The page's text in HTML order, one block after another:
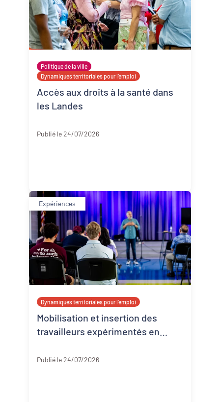
Politique de la ville
Dynamiques territoriales pour l’emploi
Accès aux droits à la santé dans
les Landes
Publié le 24/07/2026
Expériences
Dynamiques territoriales pour l’emploi
Mobilisation et insertion des
travailleurs expérimentés en
Publié le 24/07/2026